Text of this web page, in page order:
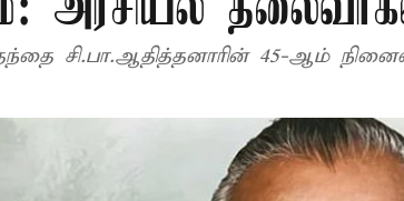
சி.பா.ஆதித்தனாரின் 45-ஆம்